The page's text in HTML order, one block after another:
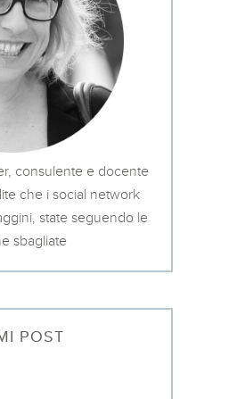
consulente e docente
che i social network
state seguendo le
sbagliate
POST